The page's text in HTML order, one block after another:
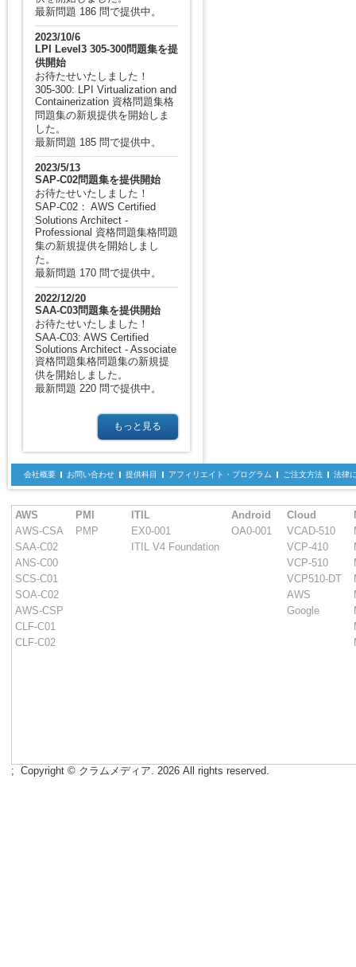
最新問題 186 問で提供中。
2023/10/6
LPI Level3 305-300問題集を提
供開始
お待たせいたしました！
305-300: LPI Virtualization and
Containerization 資格問題集格
問題集の新規提供を開始しま
した。
最新問題 185 問で提供中。
2023/5/13
SAP-C02問題集を提供開始
お待たせいたしました！
SAP-C02： AWS Certified
Solutions Architect -
Professional 資格問題集格問題
集の新規提供を開始しまし
た。
最新問題 170 問で提供中。
2022/12/20
SAA-C03問題集を提供開始
お待たせいたしました！
SAA-C03: AWS Certified
Solutions Architect - Associate
資格問題集格問題集の新規提
供を開始しました。
最新問題 220 問で提供中。
もっと見る
会社概要 お問い合わせ 提供科目 アフィリエイト・プログラム ご注文方法 法律
AWS
AWS-CSA
SAA-C02
ANS-C00
SCS-C01
SOA-C02
AWS-CSP
CLF-C01
CLF-C02
PMI
PMP
ITIL
EX0-001
ITIL V4 Foundation
Android
OA0-001
Cloud
VCAD-510
VCP-410
VCP-510
VCP510-DT
AWS
Google
; Copyright © クラムメディア. 2026 All rights reserved.